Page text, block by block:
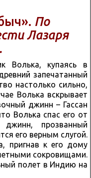
По
Лазаря
Волька, купаясь в
запечатанный
настолько сильно,
Волька вскрывает
джинн – Гассан
Волька спас его от
джинн, прозванный
его верным слугой.
пригнав к его дому
сокровищами.
полет в Индию на